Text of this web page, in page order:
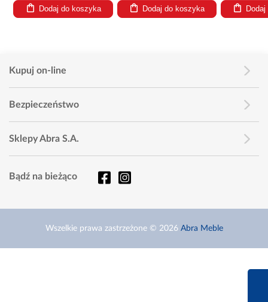
Dodaj do koszyka Dodaj do koszyka
Kupuj on-line
Bezpieczeństwo
Sklepy Abra S.A.
Bądź na bieżąco
Wszelkie prawa zastrzeżone © 2026 Abra Meble